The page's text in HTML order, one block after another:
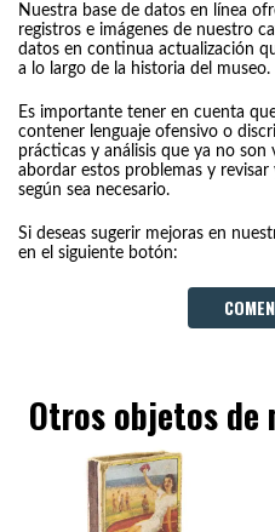
Nuestra base de datos en línea
registros e imágenes de nuestro
datos en continua actualización
a lo largo de la historia del museo.
Es importante tener en cuenta
contener lenguaje ofensivo o
prácticas y análisis que ya no
abordar estos problemas y
según sea necesario.
Si deseas sugerir mejoras en
en el siguiente botón:
Otros objetos de